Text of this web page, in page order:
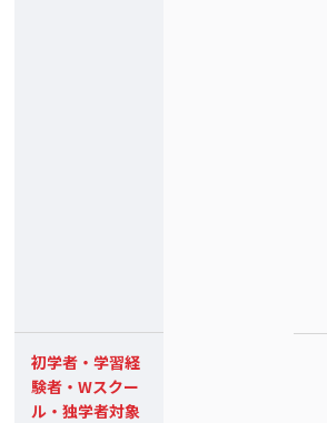
初学者・学習経
験者・Wスクー
ル・独学者対象